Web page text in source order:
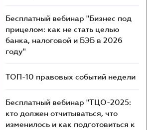
Бесплатный вебинар "Бизнес под
прицелом: как не стать целью
банка, налоговой и БЭБ в 2026
году"
ТОП-10 правовых событий недели
Бесплатный вебинар "ТЦО-2025:
кто должен отчитываться, что
изменилось и как подготовиться к